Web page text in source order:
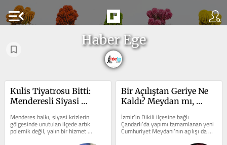
menu_open
Haber Ege
Kulis Tiyatrosu Bitti:
Menderesli Siyasi
Menderes halkı, siyasi krizlerin
gölgesinde unutulan ilçede artık
polemik değil, yalın bir hizmet
bekliyor. Menderes’te manşetler
Bir Açılıştan Geriye Ne
Kaldı? Meydan mı,
Siyaset mi?
İzmir’in Dikili ilçesine bağlı
Çandarlı’da yapımı tamamlanan yeni
Cumhuriyet Meydanı’nın açılışı da
böyle bir gün olabilirdi....